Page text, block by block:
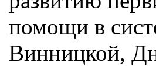
помощи в
Винницкой,